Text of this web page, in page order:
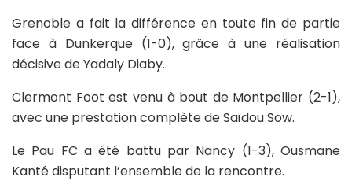
Grenoble a fait la différence en toute fin de partie
face à Dunkerque (1-0), grâce à une réalisation
décisive de Yadaly Diaby.
Clermont Foot est venu à bout de Montpellier (2-1),
avec une prestation complète de Saïdou Sow.
Le Pau FC a été battu par Nancy (1-3), Ousmane
Kanté disputant l’ensemble de la rencontre.